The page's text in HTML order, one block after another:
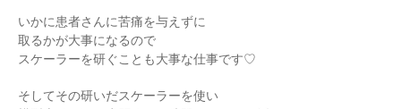
いかに患者さんに苦痛を与えずに
取るかが大事になるので
スケーラーを研ぐことも大事な仕事です♡
そしてその研いだスケーラーを使い